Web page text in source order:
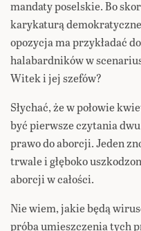
mandaty poselskie. Bo
karykaturą
opozycja ma przykładać
halabardników w
Witek i jej szefów?
Słychać, że w połowie
być pierwsze czytania
prawo do aborcji. Jeden
trwale i głęboko
aborcji w całości.
Nie wiem, jakie będą
próba umieszczenia tych